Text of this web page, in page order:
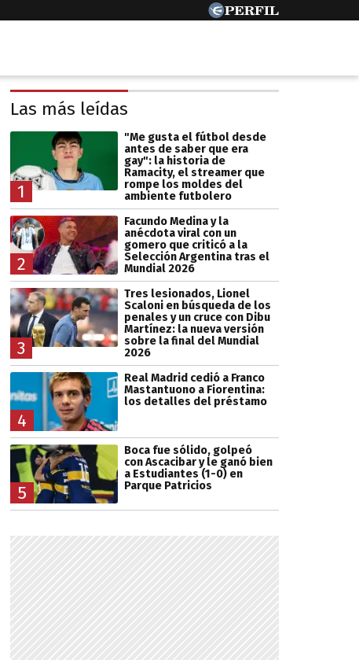
Las más leídas
1
"Me gusta el fútbol desde
antes de saber que era
gay": la historia de
Ramacity, el streamer que
rompe los moldes del
ambiente futbolero
2
Facundo Medina y la
anécdota viral con un
gomero que criticó a la
Selección Argentina tras el
Mundial 2026
3
Tres lesionados, Lionel
Scaloni en búsqueda de los
penales y un cruce con Dibu
Martínez: la nueva versión
sobre la final del Mundial
2026
4
Real Madrid cedió a Franco
Mastantuono a Fiorentina:
los detalles del préstamo
5
Boca fue sólido, golpeó
con Ascacibar y le ganó bien
a Estudiantes (1-0) en
Parque Patricios